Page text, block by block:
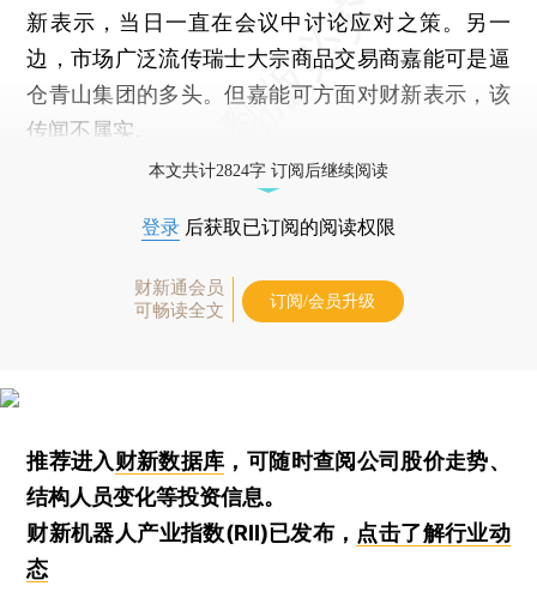
新表示，当日一直在会议中讨论应对之策。另一
边，市场广泛流传瑞士大宗商品交易商嘉能可是逼
仓青山集团的多头。但嘉能可方面对财新表示，该
传闻不属实。
本文共计2824字 订阅后继续阅读
登录 后获取已订阅的阅读权限
财新通会员
可畅读全文
订阅/会员升级
推荐进入财新数据库 ，可随时查阅公司股价走势、
结构人员变化等投资信息。
财新机器人产业指数(RII)已发布， 点击了解行业动
态